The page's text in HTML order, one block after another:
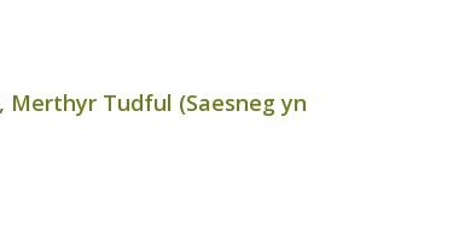
Merthyr Tudful (Saesneg yn